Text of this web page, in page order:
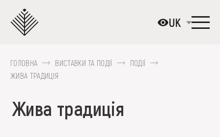
основного
вмісту
UK
ПРО МУЗЕЙ
ВИСТАВКИ ТА ПОДІЇ
ГОЛОВНА ВИСТАВКИ ТА ПОДІЇ
ПОДІЇ
ЖИВА ТРАДИЦІЯ
Жива традиція